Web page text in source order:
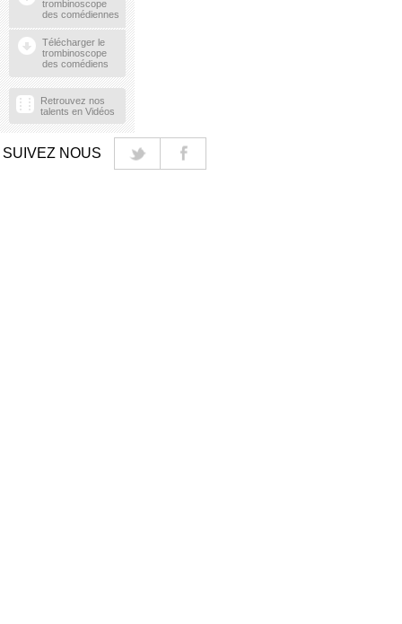
trombinoscope
des comédiennes
Télécharger le
trombinoscope
des comédiens
Retrouvez nos
talents en Vidéos
SUIVEZ NOUS